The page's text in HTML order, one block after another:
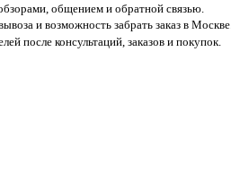
общением и обратной связью.
и возможность забрать заказ в Москве.
после консультаций, заказов и покупок.